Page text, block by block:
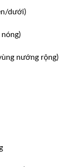
dưới)
nướng rộng)